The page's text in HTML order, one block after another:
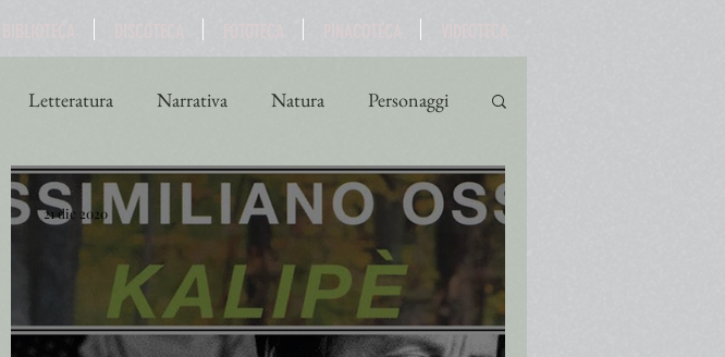
Letteratura Narrativa Natura Personaggi
Storia Teatro Turismo
21 dic 2020